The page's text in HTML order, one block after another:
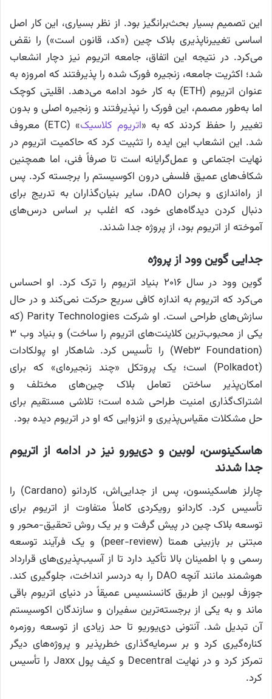
این تصمیم بسیار بحث‌برانگیز بود. از نظر بسیاری، این کار اصل
اساسی تغییرناپذیری بلاک چین («کد، قانون است») را نقض
می‌کرد. در نتیجه این اتفاق، جامعه اتریوم نیز دچار انشعاب
شد؛ اکثریت جامعه، زنجیره فورک شده را پذیرفتند که امروزه به
عنوان اتریوم (ETH) به کار خود ادامه می‌دهد. اقلیتی کوچک
اما به‌طور مصمم، این فورک را نپذیرفتند و زنجیره اصلی و بدون
تغییر را حفظ کردند که به «اتریوم کلاسیک
» (ETC) معروف
شد. این انشعاب این ایده را تثبیت کرد که حاکمیت اتریوم در
نهایت اجتماعی و عمل‌گرایانه است تا صرفاً فنی، اما همچنین
شکاف‌های عمیق فلسفی درون اکوسیستم را برجسته کرد. پس
از راه‌اندازی و بحران DAO، سایر بنیان‌گذاران به تدریج برای
دنبال کردن دیدگاه‌های خود، که اغلب بر اساس درس‌های
آموخته از اتریوم بود، از پروژه جدا شدند.
جدایی گوین وود از پروژه
گوین وود
در سال ۲۰۱۶ بنیاد اتریوم را ترک کرد. او احساس
می‌کرد که اتریوم به اندازه کافی سریع حرکت نمی‌کند و در حال
سازش‌های طراحی است. او شرکت Parity Technologies (که
یکی از محبوب‌ترین کلاینت‌های اتریوم را ساخت) و بنیاد وب ۳
(Web3 Foundation) را تأسیس کرد. شاهکار او پولکادات
(Polkadot) است؛ یک پروتکل «چند زنجیره‌ای» که برای
امکان‌پذیر ساختن تعامل بلاک چین‌های مختلف و
اشتراک‌گذاری امنیت طراحی شده است؛ تلاشی مستقیم برای
حل مشکلات مقیاس‌پذیری و انزوایی که او در اتریوم دیده بود.
هاسکینوسن، لوبین و دی‌یورو نیز در ادامه از اتریوم
جدا شدند
چارلز هاسکینسون، پس از جدایی‌اش، کاردانو (Cardano) را
تأسیس کرد. کاردانو رویکردی کاملاً متفاوت از اتریوم برای
توسعه بلاک چین در پیش گرفت و بر یک روش تحقیق-محور و
مبتنی بر بازبینی همتا (peer-review) و یک فرآیند توسعه
رسمی و با اطمینان بالا تأکید دارد تا از آسیب‌پذیری‌های قرارداد
هوشمند مانند آنچه DAO را به دردسر انداخت، جلوگیری کند.
جوزف لوبین از طریق کانسنسیس عمیقاً در دنیای اتریوم باقی
ماند و به یکی از برجسته‌ترین سفیران و سازندگان اکوسیستم
آن تبدیل شد. آنتونی دی‌یوریو تا حد زیادی از توسعه روزمره
کناره‌گیری کرد و بر سرمایه‌گذاری خطرپذیر و پروژه‌های دیگر
تمرکز کرد و در نهایت Decentral و کیف پول Jaxx را تأسیس
کرد.